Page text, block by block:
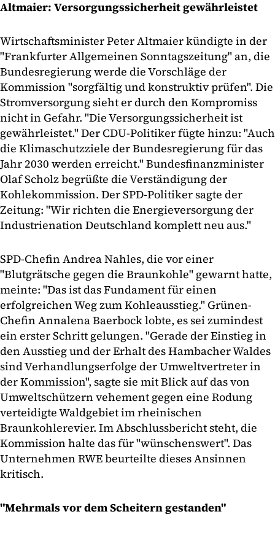
Altmaier: Versorgungssicherheit gewährleistet
Wirtschaftsminister Peter Altmaier kündigte in der
"Frankfurter Allgemeinen Sonntagszeitung" an, die
Bundesregierung werde die Vorschläge der
Kommission "sorgfältig und konstruktiv prüfen". Die
Stromversorgung sieht er durch den Kompromiss
nicht in Gefahr. "Die Versorgungssicherheit ist
gewährleistet." Der CDU-Politiker fügte hinzu: "Auch
die Klimaschutzziele der Bundesregierung für das
Jahr 2030 werden erreicht." Bundesfinanzminister
Olaf Scholz begrüßte die Verständigung der
Kohlekommission. Der SPD-Politiker sagte der
Zeitung: "Wir richten die Energieversorgung der
Industrienation Deutschland komplett neu aus."
SPD-Chefin Andrea Nahles, die vor einer
"Blutgrätsche gegen die Braunkohle" gewarnt hatte,
meinte: "Das ist das Fundament für einen
erfolgreichen Weg zum Kohleausstieg." Grünen-
Chefin Annalena Baerbock lobte, es sei zumindest
ein erster Schritt gelungen. "Gerade der Einstieg in
den Ausstieg und der Erhalt des Hambacher Waldes
sind Verhandlungserfolge der Umweltvertreter in
der Kommission", sagte sie mit Blick auf das von
Umweltschützern vehement gegen eine Rodung
verteidigte Waldgebiet im rheinischen
Braunkohlerevier. Im Abschlussbericht steht, die
Kommission halte das für "wünschenswert". Das
Unternehmen RWE beurteilte dieses Ansinnen
kritisch.
"Mehrmals vor dem Scheitern gestanden"